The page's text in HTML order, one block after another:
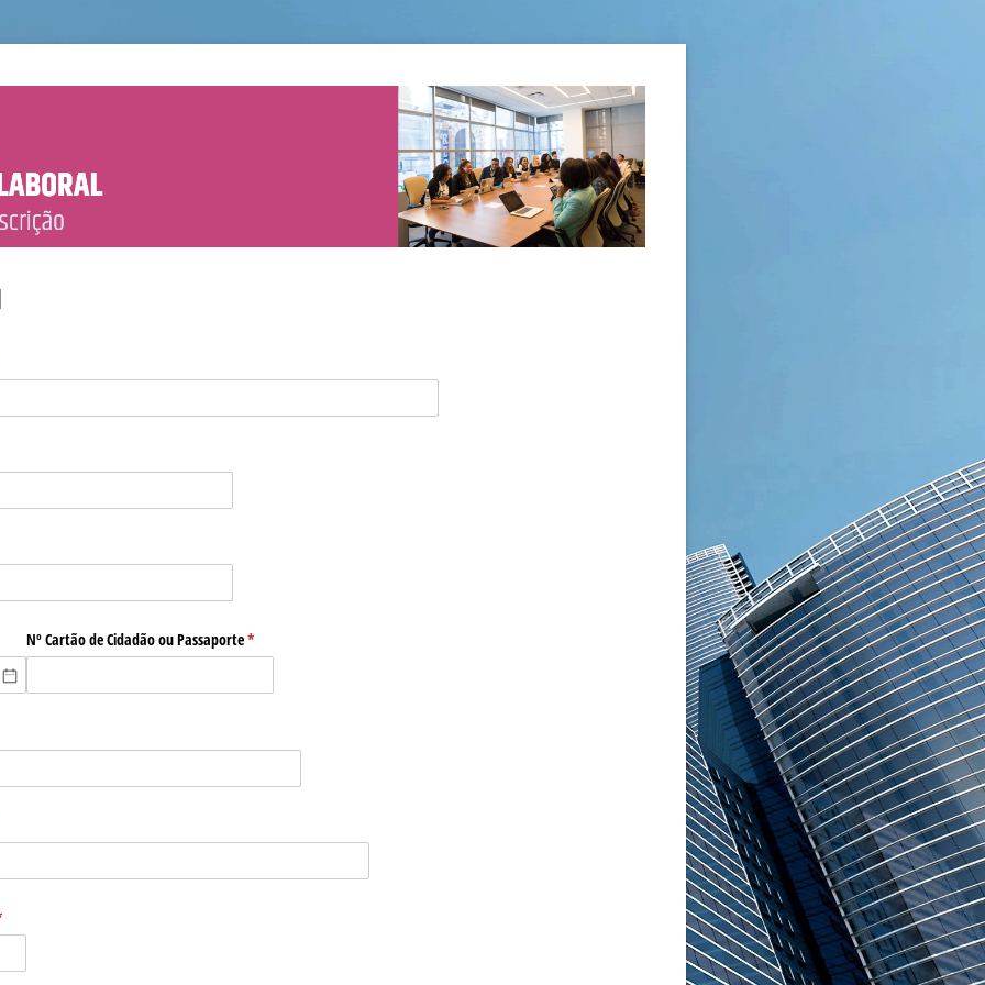
Nº Cartão de Cidadão ou Passaporte*
(obrigatório)